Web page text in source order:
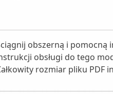
obszerną i pomocną
obsługi do tego
rozmiar pliku PDF